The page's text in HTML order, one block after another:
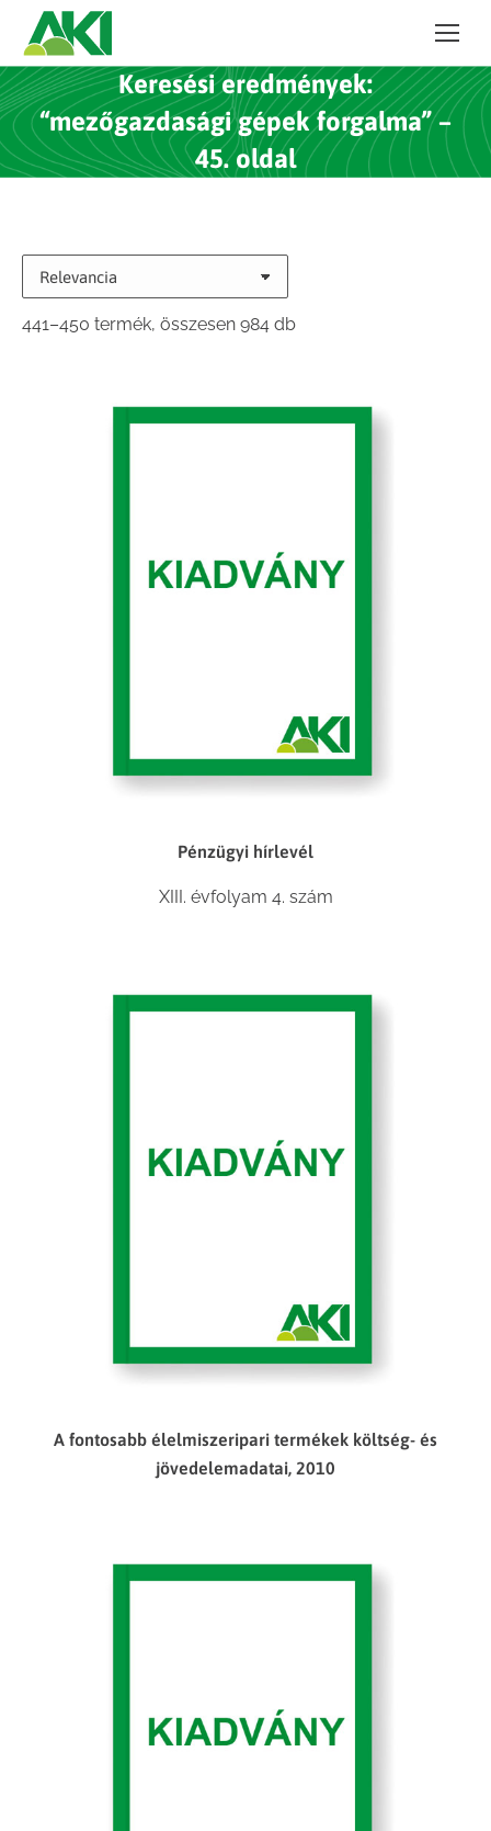
Keresési eredmények:
“mezőgazdasági gépek forgalma” –
45. oldal
441–450 termék, összesen 984 dbSorted
Pénzügyi hírlevél
XIII. évfolyam 4. szám
A fontosabb élelmiszeripari termékek költség- és
jövedelemadatai, 2010